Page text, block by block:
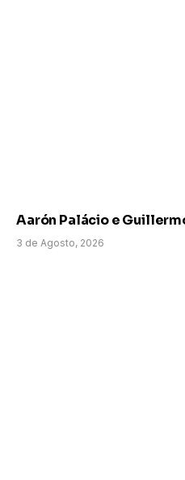
Aarón Palácio e
3 de Agosto, 2026